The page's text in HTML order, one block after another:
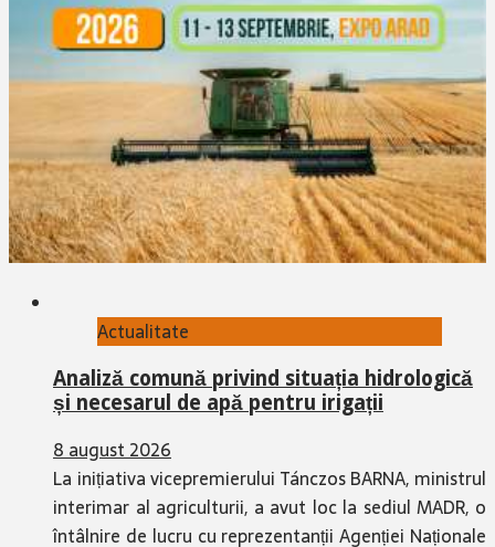
Actualitate
Analiză comună privind situația hidrologică
și necesarul de apă pentru irigații
8 august 2026
La inițiativa vicepremierului Tánczos BARNA, ministrul
interimar al agriculturii, a avut loc la sediul MADR, o
întâlnire de lucru cu reprezentanții Agenției Naționale